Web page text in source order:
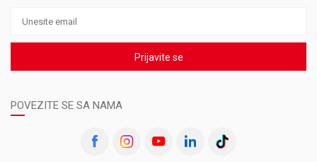
Prijavite se
POVEZITE SE SA NAMA